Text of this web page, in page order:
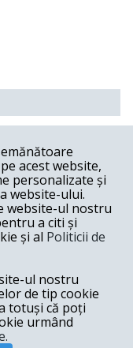
ratat, un slugoi
acest website,
personalizate și
website-ului.
website-ul nostru
a citi și
și al Politicii de
ul nostru
de tip cookie
totuși că poți
urmând